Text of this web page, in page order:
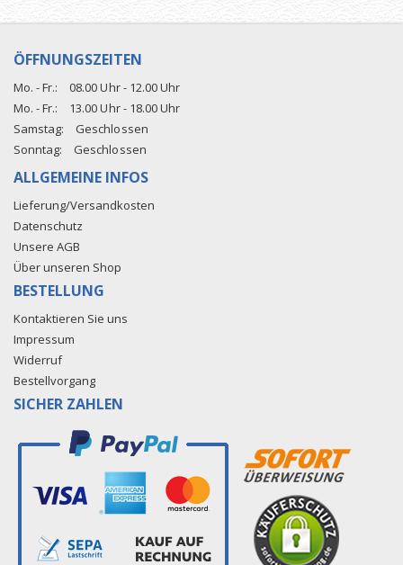
ÖFFNUNGSZEITEN
Mo. - Fr.:
08.00 Uhr - 12.00 Uhr
Mo. - Fr.:
13.00 Uhr - 18.00 Uhr
Samstag:
Geschlossen
Sonntag:
Geschlossen
ALLGEMEINE INFOS
Lieferung/Versandkosten
Datenschutz
Unsere AGB
Über unseren Shop
BESTELLUNG
Kontaktieren Sie uns
Impressum
Widerruf
Bestellvorgang
SICHER ZAHLEN